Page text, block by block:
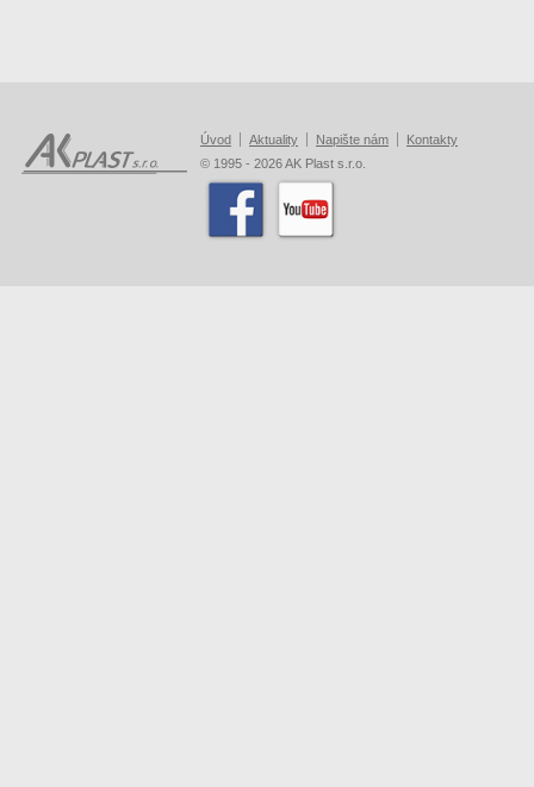
Úvod Aktuality Napište nám
Kontakty
© 1995 - 2026 AK Plast s.r.o.